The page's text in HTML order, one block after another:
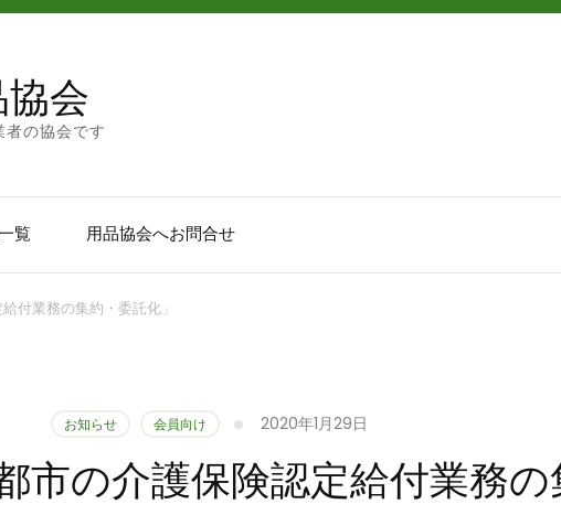
会
の協会です
覧 用品協会へお問合せ
付業務の集約・委託化」
お知らせ 会員向け 2020年1月29日
市の介護保険認定給付業務の